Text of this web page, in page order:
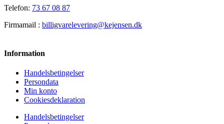
Telefon: 73 67 08 87
Firmamail : billigvarelevering@kejensen.dk
Information
Handelsbetingelser
Persondata
Min konto
Cookiesdeklaration
Handelsbetingelser